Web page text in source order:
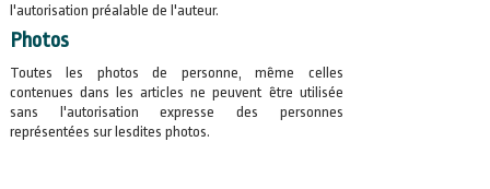
l'autorisation préalable de l'auteur.
Photos
Toutes les photos de personne, même celles
contenues dans les articles ne peuvent être utilisée
sans l'autorisation expresse des personnes
représentées sur lesdites photos.